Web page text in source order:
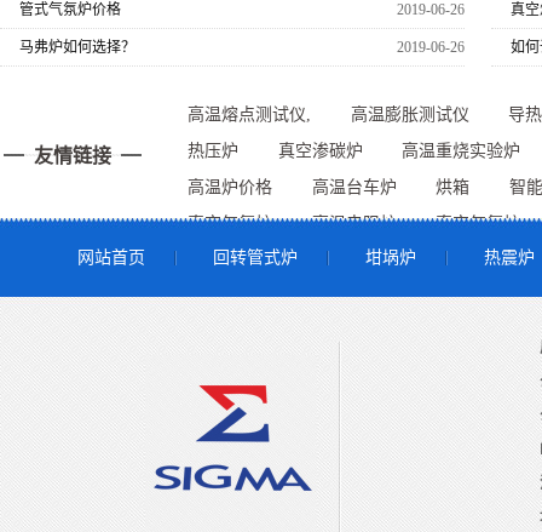
管式气氛炉价格 2019-06-26
马弗炉如何选择？ 2019-06-26
真
如
友情链接
高温熔点测试仪, 高温膨胀测试仪
导
热压炉
真空渗碳炉
高温重烧实验炉
高温炉价格
高温台车炉 烘箱
智
真空气氛炉
高温电阻炉
真空气氛炉
网站首页
回转管式炉 坩埚炉 热震炉